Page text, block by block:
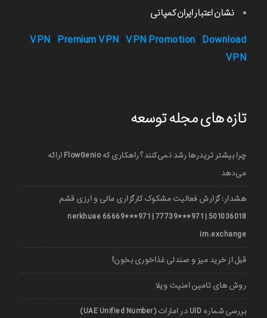
نشان اعتبار ایران کمپانی
VPN Premium VPN VPN Promotion Download
VPN
تازه های مجله توسعه
چرا بیشتر تریدرها رشد نمی‌کنند؟ راهکاری که FlowGenio ارائه
می‌دهد
هشدار: گزارش فعالیت مشکوک کارگزاری مالی و ارزی قشم
501036018 | 971***77739 | 971***66669 nerkhuae
irn.exchange
قبل از خرید میز و صندلی غذاخوری بخون!
روش های تامین امنیت ویلا
بررسی شماره UID در امارات (UAE Unified Number)